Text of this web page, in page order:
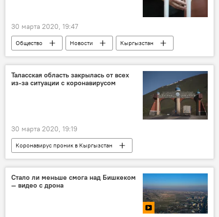
30 марта 2020, 19:47
Общество Новости
Кыргызстан
Нарын
суд МВД
арест
Таласская область закрылась от всех
из-за ситуации с коронавирусом
30 марта 2020, 19:19
Коронавирус проник в Кыргызстан
Сколько всего зараженных коронавирусом в Кыргызстане
Новости
Общество
Таласская область
Стало ли меньше смога над Бишкеком
— видео с дрона